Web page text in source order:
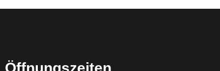
Öffnungszeiten